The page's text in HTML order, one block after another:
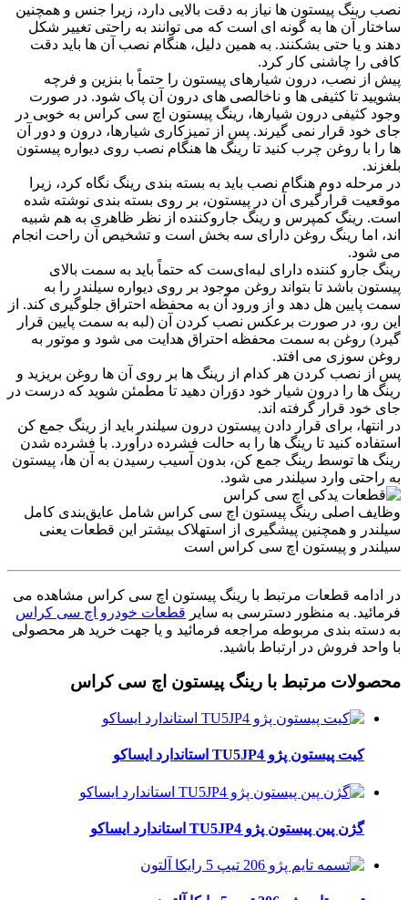
نصب رینگ پیستون ها نیاز به دقت بالایی دارد، زیرا جنس و همچنین
ساختار آن ها به گونه ای است که می توانند به راحتی تغییر شکل
دهند و یا حتی بشکنند. به همین دلیل، هنگام نصب آن ها باید دقت
کافی را چاشنی کار کرد.
پیش از نصب، درون شیارهای پیستون را حتماً با بنزین و فرچه
بشویید تا کثیفی ها و ناخالصی های درون آن پاک شود. در صورت
وجود کثیفی درون شیارها، رینگ پیستون اچ سی کراس به خوبی در
جای خود قرار نمی گیرند. پس از تمیزکاری شیارها، درون و دور آن
ها را با روغن چرب کنید تا رینگ ها هنگام نصب روی دیواره پیستون
بلغزند.
در مرحله دوم هنگام نصب باید به بسته بندی رینگ نگاه کرد، زیرا
موقعیت قرارگیری آن در پیستون، بر روی بسته بندی نوشته شده
است. رینگ کمپرس و رینگ جاروکننده از نظر ظاهری به هم شبیه
اند، اما رینگ روغن دارای سه بخش است و تشخیص آن راحت انجام
می شود.
رینگ جارو کننده دارای لبه‌ای‌ست که حتماً باید به سمت بالای
پیستون باشد تا بتواند روغن موجود بر روی دیواره سیلندر را به
سمت پایین هل دهد و از ورود آن به محفظه احتراق جلوگیری کند. از
این رو، در صورت برعکس نصب کردن آن (لبه به سمت پایین قرار
گیرد) روغن به سمت محفظه احتراق هدایت می شود و موتور به
روغن سوزی می افتد.
پس از نصب کردن هر کدام از رینگ ها بر روی آن ها روغن بریزید و
رینگ ها را درون شیار خود دوَران دهید تا مطمئن شوید که درست در
جای خود قرار گرفته اند.
در انتها، برای قرار دادن پیستون درون سیلندر باید از رینگ جمع کن
استفاده کنید تا رینگ ها را به حالت فشرده درآورد. با فشرده شدن
رینگ ها توسط رینگ جمع کن، بدون آسیب رسیدن به آن ها، پیستون
به راحتی وارد سیلندر می شود.
وظایف اصلی رینگ پیستون اچ سی کراس شامل عایق‌بندی کامل
سیلندر و همچنین پیشگیری از استهلاک بیشتر این قطعات یعنی
سیلندر و پیستون اچ سی کراس است
در ادامه قطعات مرتبط با رینگ پیستون اچ سی کراس مشاهده می
فرمائید. به منظور دسترسی به سایر قطعات خودرو اچ سی کراس
به دسته بندی مربوطه مراجعه فرمائید و یا جهت خرید هر محصولی
با واحد فروش در ارتباط باشید.
محصولات مرتبط با رینگ پیستون اچ سی کراس
کیت پیستون پژو TU5JP4 استاندارد ایساکو
گژن پین پیستون پژو TU5JP4 استاندارد ایساکو